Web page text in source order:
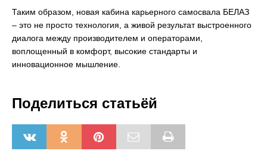
Таким образом, новая кабина карьерного самосвала БЕЛАЗ
– это не просто технология, а живой результат выстроенного
диалога между производителем и операторами,
воплощенный в комфорт, высокие стандарты и
инновационное мышление.
Поделиться статьёй